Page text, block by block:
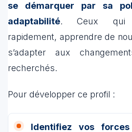
se démarquer par sa
adaptabilité. Ceux qui
rapidement, apprendre de
s’adapter aux
recherchés.
Pour développer ce profil :
Identifiez vos